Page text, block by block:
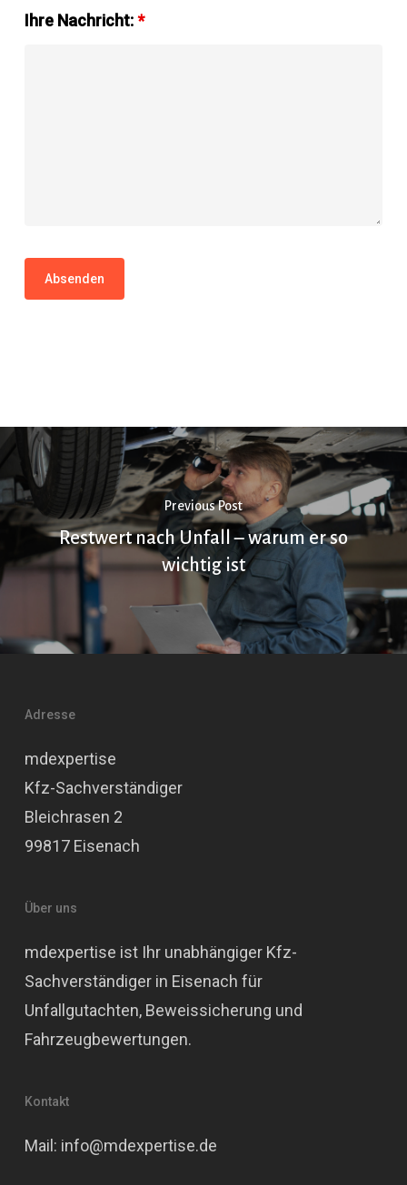
Ihre Nachricht:*
Previous Post
Restwert nach Unfall – warum er so
wichtig ist
Adresse
mdexpertise
Kfz-Sachverständiger
Bleichrasen 2
99817 Eisenach
Über uns
mdexpertise ist Ihr unabhängiger Kfz-
Sachverständiger in Eisenach für
Unfallgutachten, Beweissicherung und
Fahrzeugbewertungen.
Kontakt
Mail: info@mdexpertise.de